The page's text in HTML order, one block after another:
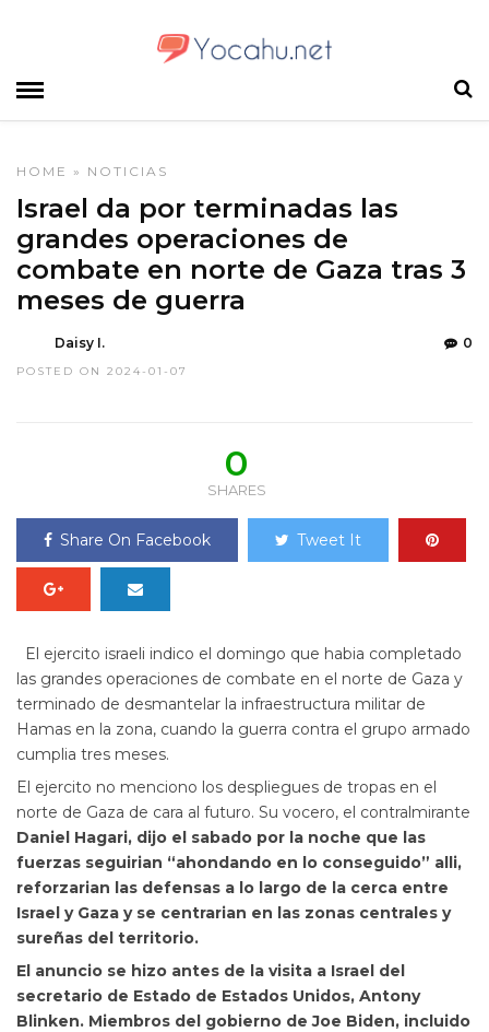
HOME » NOTICIAS
Israel da por terminadas las
grandes operaciones de
combate en norte de Gaza tras 3
meses de guerra
Daisy I.
POSTED ON 2024-01-07
0
0
SHARES
Share On Facebook Tweet It
El ejercito israeli indico el domingo que habia completado
las grandes operaciones de combate en el norte de Gaza y
terminado de desmantelar la infraestructura militar de
Hamas en la zona, cuando la guerra contra el grupo armado
cumplia tres meses.
El ejercito no menciono los despliegues de tropas en el
norte de Gaza de cara al futuro. Su vocero, el contralmirante
Daniel Hagari, dijo el sabado por la noche que las
fuerzas seguirian “ahondando en lo conseguido” alli,
reforzarian las defensas a lo largo de la cerca entre
Israel y Gaza y se centrarian en las zonas centrales y
sureñas del territorio.
El anuncio se hizo antes de la visita a Israel del
secretario de Estado de Estados Unidos, Antony
Blinken. Miembros del gobierno de Joe Biden, incluido